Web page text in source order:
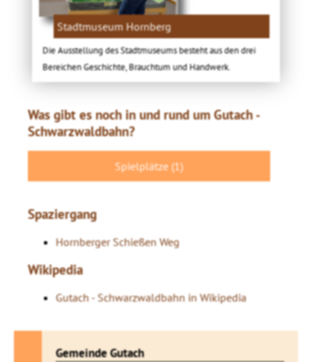
Stadtmuseum Hornberg
Die Ausstellung des Stadtmuseums besteht aus den drei
Bereichen Geschichte, Brauchtum und Handwerk.
Was gibt es noch in und rund um Gutach -
Schwarzwaldbahn?
Spielplätze (1)
Spaziergang
Hornberger Schießen Weg
Wikipedia
Gutach - Schwarzwaldbahn in Wikipedia
Gemeinde Gutach